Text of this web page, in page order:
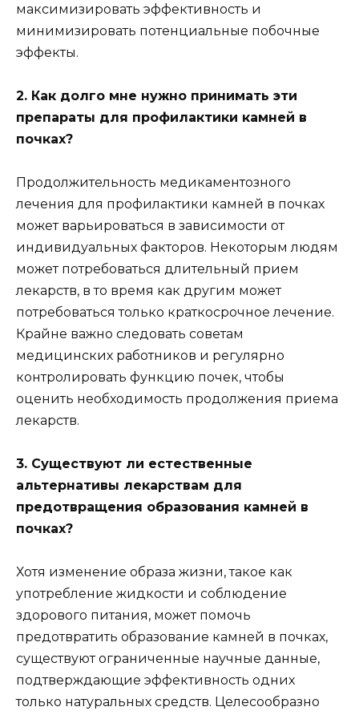
максимизировать эффективность и
минимизировать потенциальные побочные
эффекты.
2. Как долго мне нужно принимать эти
препараты для профилактики камней в
почках?
Продолжительность медикаментозного
лечения для профилактики камней в почках
может варьироваться в зависимости от
индивидуальных факторов. Некоторым людям
может потребоваться длительный прием
лекарств, в то время как другим может
потребоваться только краткосрочное лечение.
Крайне важно следовать советам
медицинских работников и регулярно
контролировать функцию почек, чтобы
оценить необходимость продолжения приема
лекарств.
3. Существуют ли естественные
альтернативы лекарствам для
предотвращения образования камней в
почках?
Хотя изменение образа жизни, такое как
употребление жидкости и соблюдение
здорового питания, может помочь
предотвратить образование камней в почках,
существуют ограниченные научные данные,
подтверждающие эффективность одних
только натуральных средств. Целесообразно